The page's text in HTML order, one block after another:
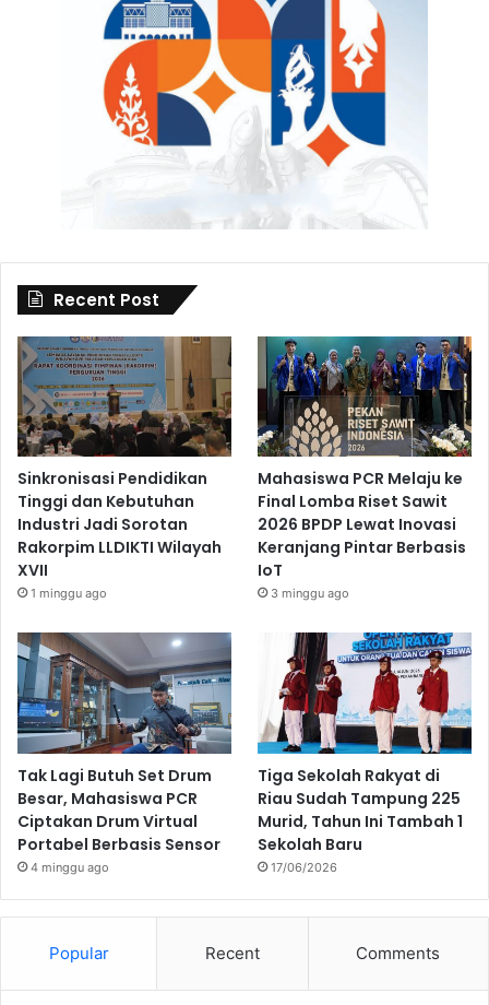
Recent Post
Sinkronisasi Pendidikan
Tinggi dan Kebutuhan
Industri Jadi Sorotan
Rakorpim LLDIKTI Wilayah
XVII
1 minggu ago
Mahasiswa PCR Melaju ke
Final Lomba Riset Sawit
2026 BPDP Lewat Inovasi
Keranjang Pintar Berbasis
IoT
3 minggu ago
Tak Lagi Butuh Set Drum
Besar, Mahasiswa PCR
Ciptakan Drum Virtual
Portabel Berbasis Sensor
4 minggu ago
Tiga Sekolah Rakyat di
Riau Sudah Tampung 225
Murid, Tahun Ini Tambah 1
Sekolah Baru
17/06/2026
Popular Recent Comments